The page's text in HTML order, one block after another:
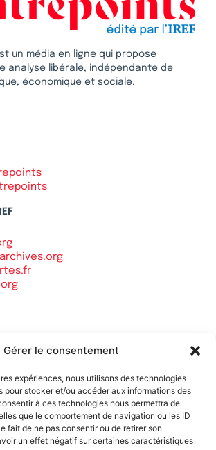
Gérer le consentement
expériences, nous utilisons des technologies
pour stocker et/ou accéder aux informations des
à ces technologies nous permettra de
que le comportement de navigation ou les ID
fait de ne pas consentir ou de retirer son
un effet négatif sur certaines caractéristiques
un média en ligne qui propose
analyse libérale, indépendante de
économique et sociale.
Soutenez Contrepoints